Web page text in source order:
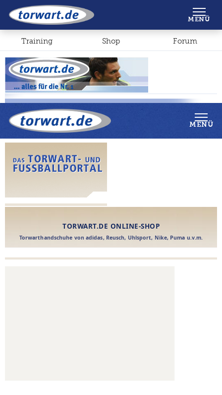
Shop Forum
MENÜ